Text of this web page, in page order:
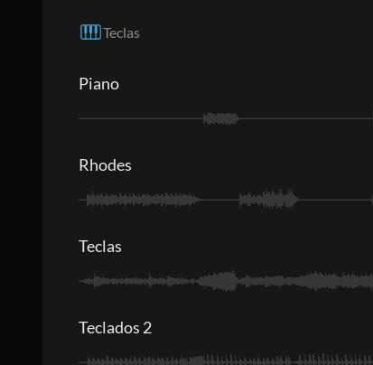
Teclas
Piano
Rhodes
Teclas
Teclados 2